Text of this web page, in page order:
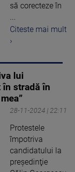
să corecteze în
...
Citeste mai mult
›
lui
în stradă în
28-11-2024 | 22:11
Protestele
împotriva
candidatului la
preşedinţie